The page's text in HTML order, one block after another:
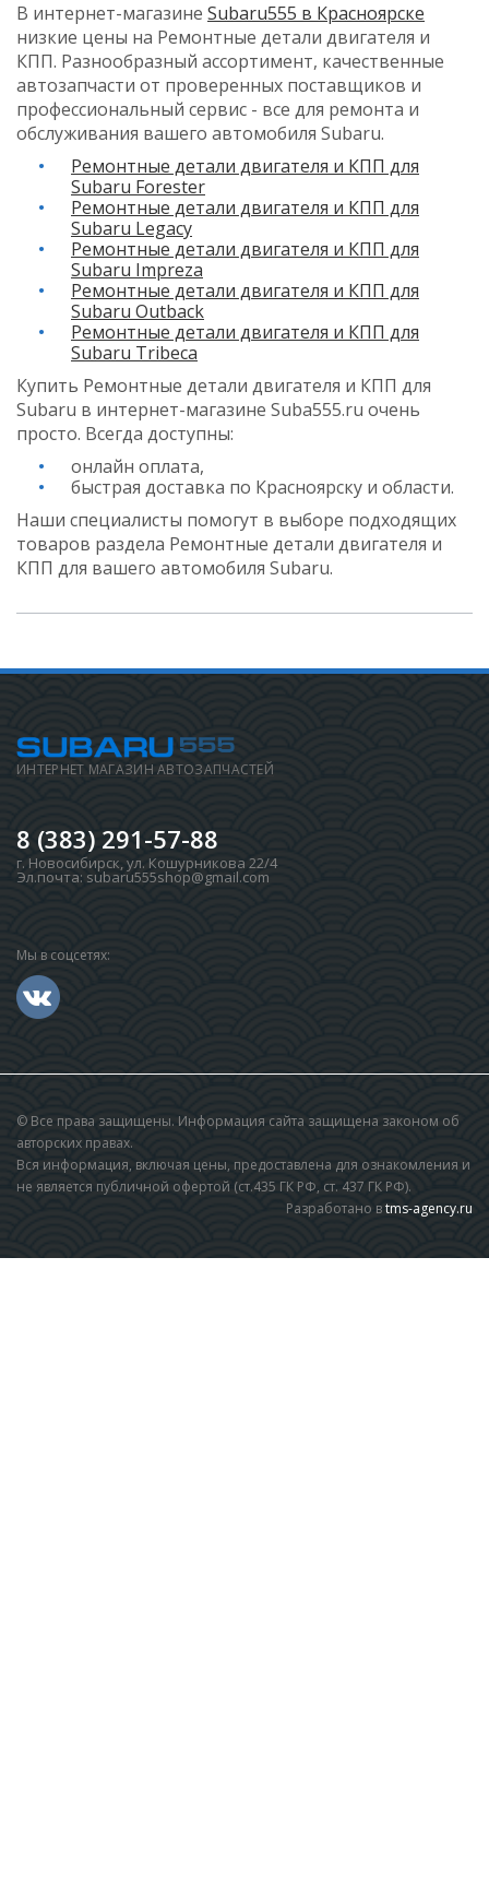
В интернет-магазине Subaru555 в Красноярске
низкие цены на Ремонтные детали двигателя и
КПП. Разнообразный ассортимент, качественные
автозапчасти от проверенных поставщиков и
профессиональный сервис - все для ремонта и
обслуживания вашего автомобиля Subaru.
Ремонтные детали двигателя и КПП для
Subaru Forester
Ремонтные детали двигателя и КПП для
Subaru Legacy
Ремонтные детали двигателя и КПП для
Subaru Impreza
Ремонтные детали двигателя и КПП для
Subaru Outback
Ремонтные детали двигателя и КПП для
Subaru Tribeca
Купить Ремонтные детали двигателя и КПП для
Subaru в интернет-магазине Suba555.ru очень
просто. Всегда доступны:
онлайн оплата,
быстрая доставка по Красноярску и области.
Наши специалисты помогут в выборе подходящих
товаров раздела Ремонтные детали двигателя и
КПП для вашего автомобиля Subaru.
ИНТЕРНЕТ МАГАЗИН АВТОЗАПЧАСТЕЙ
8 (383) 291-57-88
г. Новосибирск,ул. Кошурникова 22/4
Эл.почта: subaru555shop@gmail.com
Мы в соцсетях:
© Все права защищены. Информация сайта защищена законом об
авторских правах.
Вся информация, включая цены, предоставлена для ознакомления и
не является публичной офертой (ст.435 ГК РФ, cт. 437 ГК РФ).
Разработано вtms-agency.ru